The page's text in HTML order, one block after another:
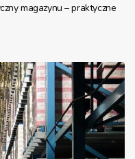
magazynu – praktyczne